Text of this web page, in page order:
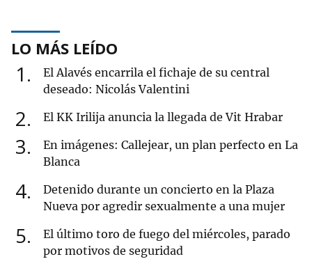
LO MÁS LEÍDO
1
El Alavés encarrila el fichaje de su central
deseado: Nicolás Valentini
2 El KK Irilija anuncia la llegada de Vit Hrabar
3
En imágenes: Callejear, un plan perfecto en La
Blanca
4
Detenido durante un concierto en la Plaza
Nueva por agredir sexualmente a una mujer
5
El último toro de fuego del miércoles, parado
por motivos de seguridad